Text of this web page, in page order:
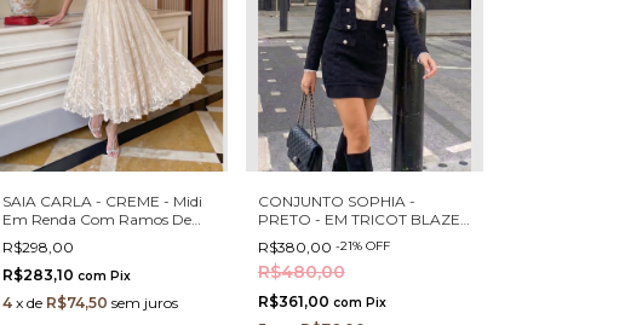
SAIA CARLA - CREME - Midi
Em Renda Com Ramos De
Folha
R$298,00
R$283,10 com Pix
4 x de R$74,50 sem juros
CONJUNTO SOPHIA -
PRETO - EM TRICOT BLAZER
CROPPED E SAIA COM
BOTÕES PÉROLA E STRASS
R$380,00 -21% OFF
R$480,00
R$361,00 com Pix